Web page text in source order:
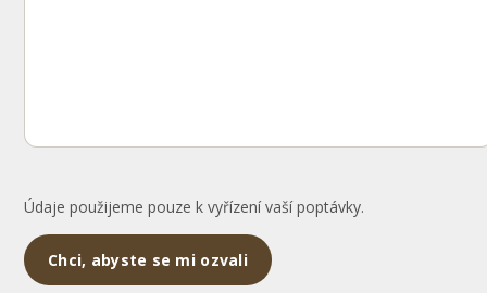
Údaje použijeme pouze k vyřízení vaší poptávky.